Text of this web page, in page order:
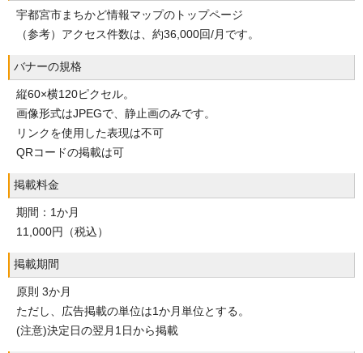
宇都宮市まちかど情報マップのトップページ
（参考）アクセス件数は、約36,000回/月です。
バナーの規格
縦60×横120ピクセル。
画像形式はJPEGで、静止画のみです。
リンクを使用した表現は不可
QRコードの掲載は可
掲載料金
期間：1か月
11,000円（税込）
掲載期間
原則 3か月
ただし、広告掲載の単位は1か月単位とする。
(注意)決定日の翌月1日から掲載